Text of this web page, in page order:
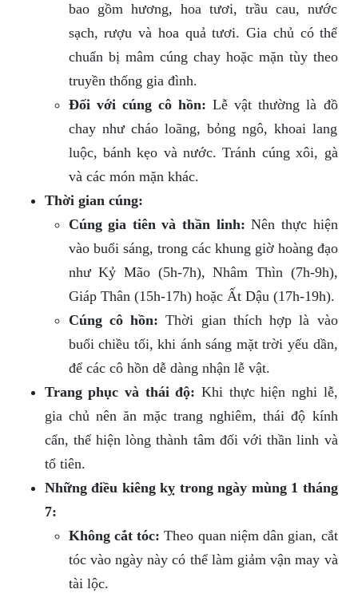
bao gồm hương, hoa tươi, trầu cau, nước
sạch, rượu và hoa quả tươi. Gia chủ có thể
chuẩn bị mâm cúng chay hoặc mặn tùy theo
truyền thống gia đình.
Đối với cúng cô hồn: Lễ vật thường là đồ
chay như cháo loãng, bỏng ngô, khoai lang
luộc, bánh kẹo và nước. Tránh cúng xôi, gà
và các món mặn khác.
Thời gian cúng:
Cúng gia tiên và thần linh: Nên thực hiện
vào buổi sáng, trong các khung giờ hoàng đạo
như Kỷ Mão (5h-7h), Nhâm Thìn (7h-9h),
Giáp Thân (15h-17h) hoặc Ất Dậu (17h-19h).
Cúng cô hồn: Thời gian thích hợp là vào
buổi chiều tối, khi ánh sáng mặt trời yếu dần,
để các cô hồn dễ dàng nhận lễ vật.
Trang phục và thái độ: Khi thực hiện nghi lễ,
gia chủ nên ăn mặc trang nghiêm, thái độ kính
cẩn, thể hiện lòng thành tâm đối với thần linh và
tổ tiên.
Những điều kiêng kỵ trong ngày mùng 1 tháng
7:
Không cắt tóc: Theo quan niệm dân gian, cắt
tóc vào ngày này có thể làm giảm vận may và
tài lộc.